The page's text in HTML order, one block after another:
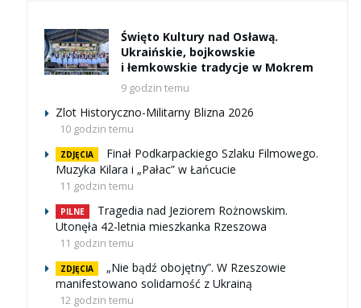
Święto Kultury nad Osławą.
Ukraińskie, bojkowskie
i łemkowskie tradycje w Mokrem
9 godzin temu
Zlot Historyczno-Militarny Blizna 2026
10 godzin temu
ZDJĘCIA
Finał Podkarpackiego Szlaku Filmowego.
Muzyka Kilara i „Pałac” w Łańcucie
11 godzin temu
PILNE
Tragedia nad Jeziorem Rożnowskim.
Utonęła 42-letnia mieszkanka Rzeszowa
11 godzin temu
ZDJĘCIA
„Nie bądź obojętny”. W Rzeszowie
manifestowano solidarność z Ukrainą
12 godzin temu